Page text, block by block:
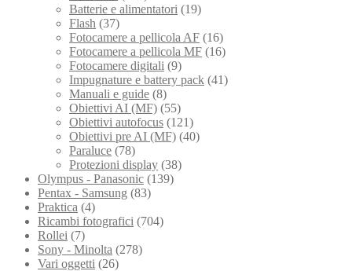
Batterie e alimentatori (19)
Flash (37)
Fotocamere a pellicola AF (16)
Fotocamere a pellicola MF (16)
Fotocamere digitali (9)
Impugnature e battery pack (41)
Manuali e guide (8)
Obiettivi AI (MF) (55)
Obiettivi autofocus (121)
Obiettivi pre AI (MF) (40)
Paraluce (78)
Protezioni display (38)
Olympus - Panasonic (139)
Pentax - Samsung (83)
Praktica (4)
Ricambi fotografici (704)
Rollei (7)
Sony - Minolta (278)
Vari oggetti (26)